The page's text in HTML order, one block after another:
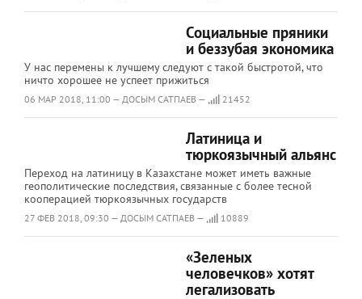
Социальные пряники
и беззубая экономика
У нас перемены к лучшему следуют с такой быстротой, что
ничто хорошее не успеет прижиться
06 МАР 2018, 11:00 — ДОСЫМ САТПАЕВ — 21452
Латиница и
тюркоязычный альянс
Переход на латиницу в Казахстане может иметь важные
геополитические последствия, связанные с более тесной
кооперацией тюркоязычных государств
27 ФЕВ 2018, 09:30 — ДОСЫМ САТПАЕВ — 10889
«Зеленых
человечков» хотят
легализовать